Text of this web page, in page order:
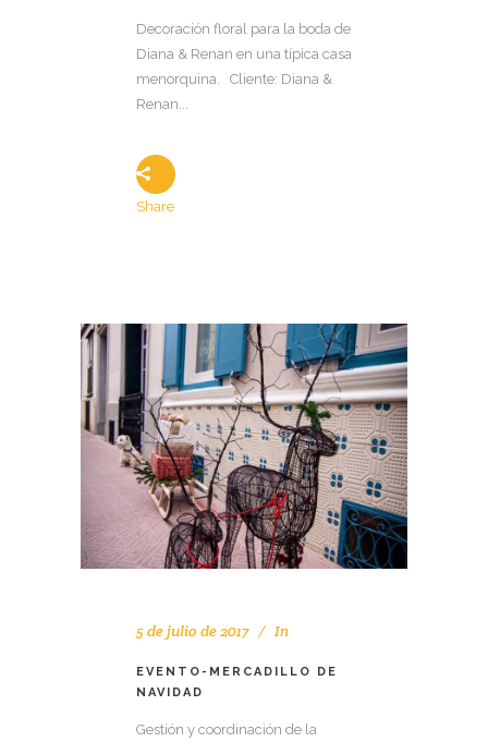
Decoración floral para la boda de
Diana & Renan en una típica casa
menorquina. Cliente: Diana &
Renan...
Share
5 de julio de 2017 In
EVENTO-MERCADILLO DE
NAVIDAD
Gestión y coordinación de la